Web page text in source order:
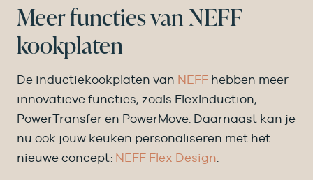
Meer functies van NEFF
kookplaten
De inductiekookplaten van NEFF hebben meer
innovatieve functies, zoals FlexInduction,
PowerTransfer en PowerMove. Daarnaast kan je
nu ook jouw keuken personaliseren met het
nieuwe concept: NEFF Flex Design.